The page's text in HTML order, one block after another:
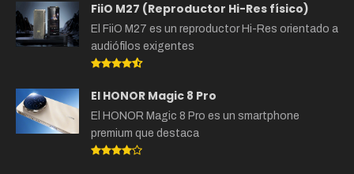
FiiO M27 (Reproductor Hi-Res físico)
El FiiO M27 es un reproductor Hi-Res orientado a
audiófilos exigentes
El HONOR Magic 8 Pro
El HONOR Magic 8 Pro es un smartphone
premium que destaca